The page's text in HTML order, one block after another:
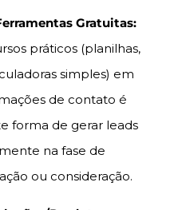
Gratuitas:
práticos (planilhas,
simples) em
de contato é
forma de gerar leads
na fase de
ou consideração.